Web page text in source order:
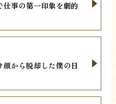
仕事の第一印象を劇的
から脱却した僕の日